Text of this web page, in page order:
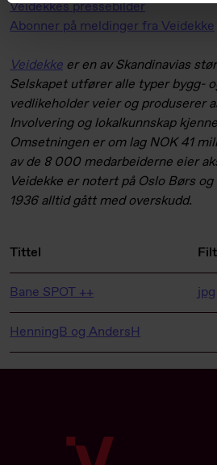
Veidekkes pressebilder
Abonner på meldinger fra Veidekke
Veidekke er en av Skandinavias
Selskapet utfører alle typer bygg-
vedlikeholder veier og produserer
Involvering og lokalkunnskap
Omsetningen er om lag NOK 41
av de 8 000 medarbeiderne eier
Veidekke er notert på Oslo Børs
1936 alltid gått med overskudd.
Tittel
Bane SPOT ++ jpg
HenningB og AndersH